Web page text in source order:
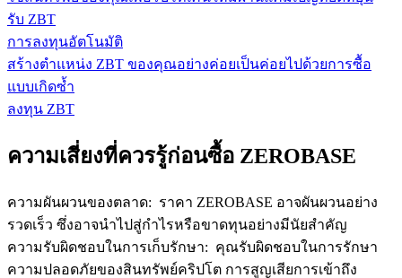
รับ ZBT
การลงทุนอัตโนมัติ
สร้างตำแหน่ง ZBT ของคุณอย่างค่อยเป็นค่อยไปด้วยการซื้อ
แบบเกิดซ้ำ
ลงทุน ZBT
ความเสี่ยงที่ควรรู้ก่อนซื้อ ZEROBASE
ความผันผวนของตลาด: ราคา ZEROBASE อาจผันผวนอย่าง
รวดเร็ว ซึ่งอาจนำไปสู่กำไรหรือขาดทุนอย่างมีนัยสำคัญ
ความรับผิดชอบในการเก็บรักษา: คุณรับผิดชอบในการรักษา
ความปลอดภัยของสินทรัพย์คริปโต การสูญเสียการเข้าถึง